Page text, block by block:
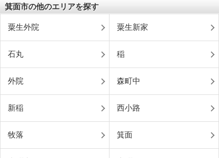
箕面市の他のエリアを探す
粟生外院 粟生新家
石丸 稲
外院 森町中
新稲 西小路
牧落 箕面